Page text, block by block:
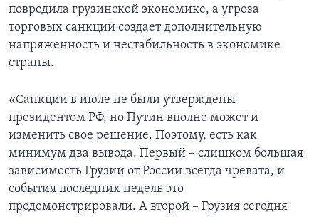
повредила грузинской экономике, а угроза
торговых санкций создает дополнительную
напряженность и нестабильность в экономике
страны.
«Санкции в июле не были утверждены
президентом РФ, но Путин вполне может и
изменить свое решение. Поэтому, есть как
минимум два вывода. Первый – слишком большая
зависимость Грузии от России всегда чревата, и
события последних недель это
продемонстрировали. А второй – Грузия сегодня